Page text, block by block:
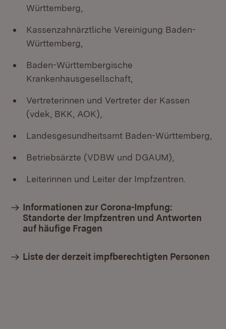
Württemberg,
Kassenzahnärztliche Vereinigung Baden-
Württemberg,
Baden-Württembergische
Krankenhausgesellschaft,
Vertreterinnen und Vertreter der Kassen
(vdek, BKK, AOK),
Landesgesundheitsamt Baden-Württemberg,
Betriebsärzte (VDBW und DGAUM),
Leiterinnen und Leiter der Impfzentren.
Informationen zur Corona-Impfung:
Standorte der Impfzentren und Antworten
auf häufige Fragen
Liste der derzeit impfberechtigten Personen